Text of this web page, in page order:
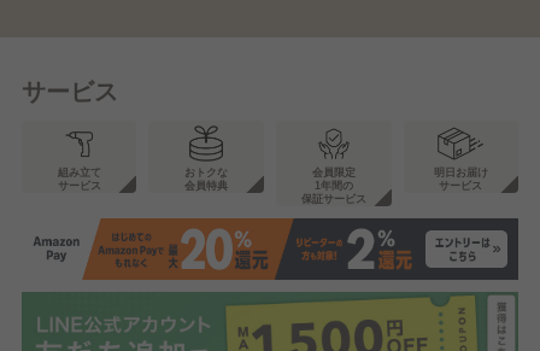
サービス
組み立て
サービス
おトクな
会員特典
会員限定
1年間の
保証サービス
明日お届け
サービス